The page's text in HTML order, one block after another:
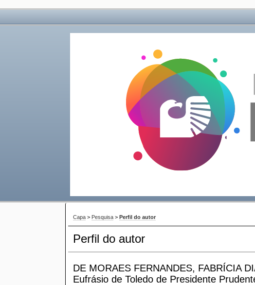
Capa > Pesquisa >Perfil do autor
Perfil do autor
DE MORAES FERNANDES, FABRÍCIA
Eufrásio de Toledo de Presidente